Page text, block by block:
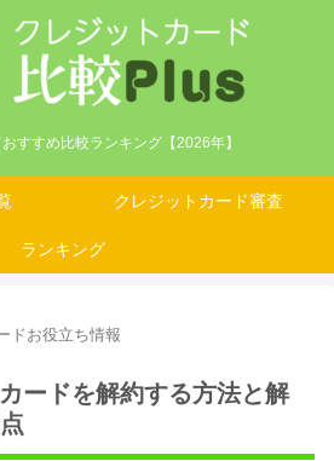
すすめ比較ランキング【2026年】
クレジットカード審査
ランキング
ドお役立ち情報
ードを解約する方法と解